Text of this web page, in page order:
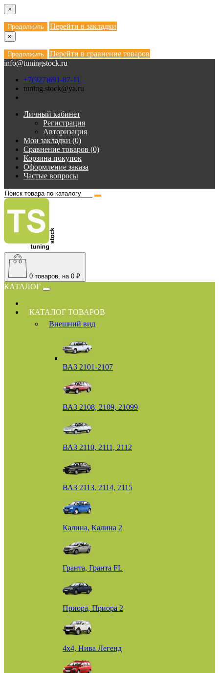
×
Продолжить Перейти в закладки
×
Продолжить
Перейти в сравнение товаров
info@tuningstock.ru
+7(927)691-87-11
tuning.stock@ya.ru
Личный кабинет
Регистрация
Авторизация
Мои закладки (0)
Сравнение товаров (0)
Корзина покупок
Оформление заказа
Частые вопросы
0 товаров, на 0 ₽
КАТАЛОГ
КАТАЛОГ ТОВАРОВ
Внешний вид
ВАЗ 2101-2107
ВАЗ 2108, 2109, 21099
ВАЗ 2110, 2111, 2112
ВАЗ 2113, 2114, 2115
Калина, Калина 2
Гранта, Гранта FL
Приора, Приора 2
4х4, Нива Легенд